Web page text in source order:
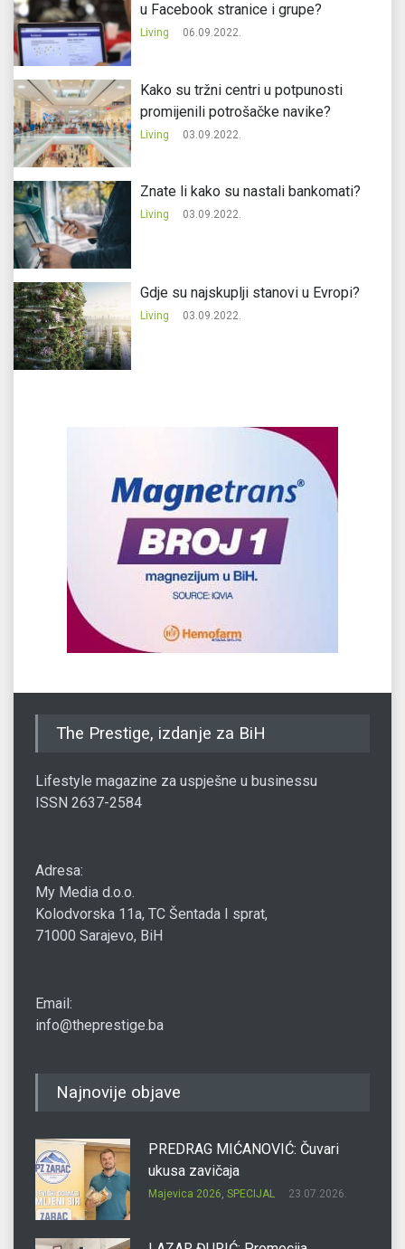
u Facebook stranice i grupe?
Living 06.09.2022.
Kako su tržni centri u potpunosti
promijenili potrošačke navike?
Living 03.09.2022.
Znate li kako su nastali bankomati?
Living 03.09.2022.
Gdje su najskuplji stanovi u Evropi?
Living 03.09.2022.
The Prestige, izdanje za BiH
Lifestyle magazine za uspješne u businessu
ISSN 2637-2584
Adresa:
My Media d.o.o.
Kolodvorska 11a, TC Šentada I sprat,
71000 Sarajevo, BiH
Email:
info@theprestige.ba
Najnovije objave
PREDRAG MIĆANOVIĆ: Čuvari
ukusa zavičaja
Majevica 2026, SPECIJAL 23.07.2026.